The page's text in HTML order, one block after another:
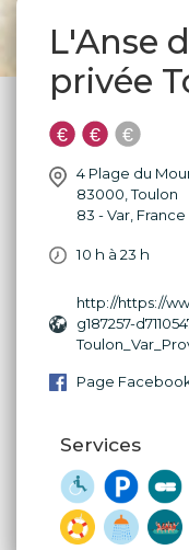
L'Anse
privée
4 Plage du
83000 ,Toulon
83 - Var France
10 h à 23 h
http://https://
g187257-
Page
Services